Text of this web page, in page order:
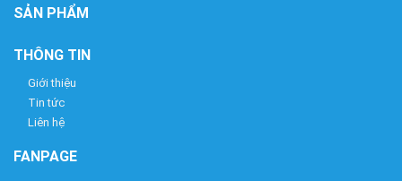
SẢN PHẨM
THÔNG TIN
Giới thiệu
Tin tức
Liên hệ
FANPAGE